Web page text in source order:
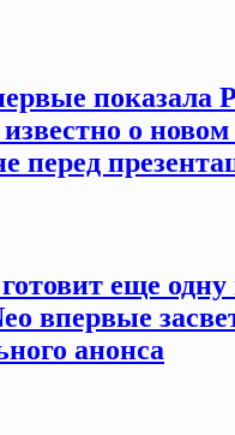
показала
о
перед
еще
впервые
анонса